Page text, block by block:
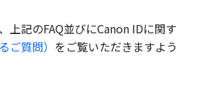
上記のFAQ並びにCanon IDに関す
ご質問） をご覧いただきますよう